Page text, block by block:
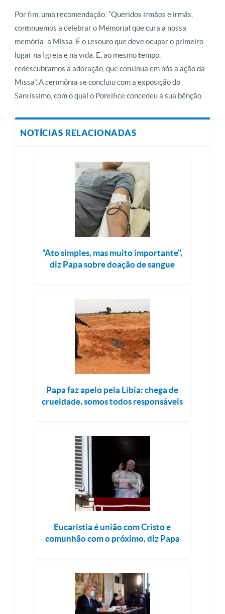
Por fim, uma recomendação: “Queridos irmãos e irmãs,
continuemos a celebrar o Memorial que cura a nossa
memória: a Missa. É o tesouro que deve ocupar o primeiro
lugar na Igreja e na vida. E, ao mesmo tempo,
redescubramos a adoração, que continua em nós a ação da
Missa”. A cerimônia se concluiu com a exposição do
Santíssimo, com o qual o Pontífice concedeu a sua bênção.
NOTÍCIAS RELACIONADAS
“Ato simples, mas muito importante",
diz Papa sobre doação de sangue
Papa faz apelo pela Líbia: chega de
crueldade, somos todos responsáveis
Eucaristia é união com Cristo e
comunhão com o próximo, diz Papa